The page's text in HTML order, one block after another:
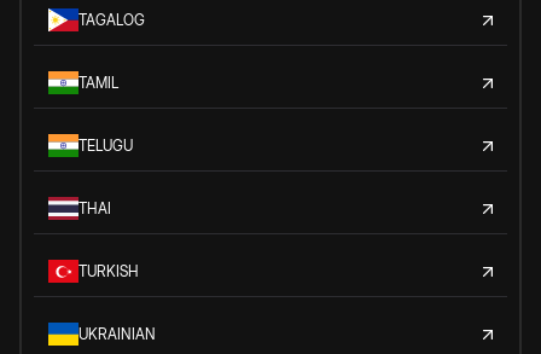
TAGALOG
TAMIL
TELUGU
THAI
TURKISH
UKRAINIAN